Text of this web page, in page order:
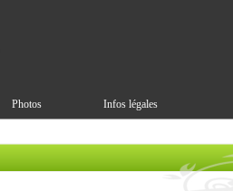
Photos Infos légales